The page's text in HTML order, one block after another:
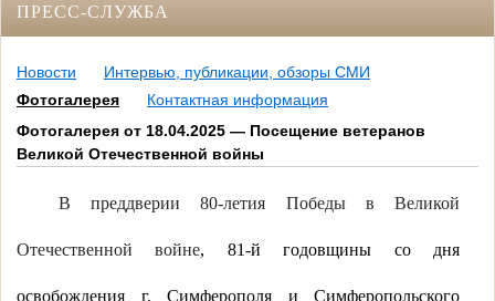
ПРЕСС-СЛУЖБА
Новости
Интервью, публикации, обзоры СМИ
Фотогалерея
Контактная информация
Фотогалерея от 18.04.2025 — Посещение ветеранов
Великой Отечественной войны
В преддверии 80-летия Победы в Великой
Отечественной войне, 81-й годовщины со дня
освобождения г. Симферополя и Симферопольского